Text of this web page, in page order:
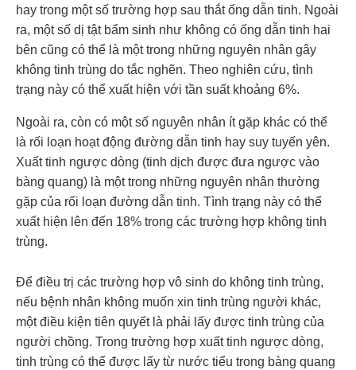
hay trong một số trường hợp sau thắt ống dẫn tinh. Ngoài
ra, một số dị tật bẩm sinh như không có ống dẫn tinh hai
bên cũng có thể là một trong những nguyên nhân gây
không tinh trùng do tắc nghẽn. Theo nghiên cứu, tình
trạng này có thể xuất hiện với tần suất khoảng 6%.
Ngoài ra, còn có một số nguyên nhân ít gặp khác có thể
là rối loạn hoạt động đường dẫn tinh hay suy tuyến yên.
Xuất tinh ngược dòng (tinh dịch được đưa ngược vào
bàng quang) là một trong những nguyên nhân thường
gặp của rối loạn đường dẫn tinh. Tình trạng này có thể
xuất hiện lên đến 18% trong các trường hợp không tinh
trùng.
Để điều trị các trường hợp vô sinh do không tinh trùng,
nếu bệnh nhân không muốn xin tinh trùng người khác,
một điều kiện tiên quyết là phải lấy được tinh trùng của
người chồng. Trong trường hợp xuất tinh ngược dòng,
tinh trùng có thể được lấy từ nước tiểu trong bàng quang